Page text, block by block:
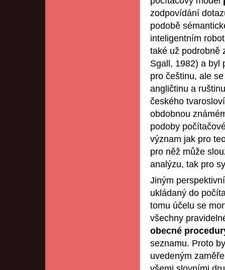
zodpovídání
podobě
inteligentním
také už podrobně
Sgall, 1982) a byl
pro češtinu, ale
angličtinu a
českého
obdobnou
podoby
význam jak pro
pro něž může
analýzu, tak pro
Jiným
ukládaný do
tomu účelu se
všechny
obecné
seznamu. Proto
uvedeným